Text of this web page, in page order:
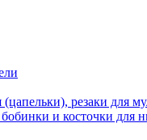
резаки для
и косточки для